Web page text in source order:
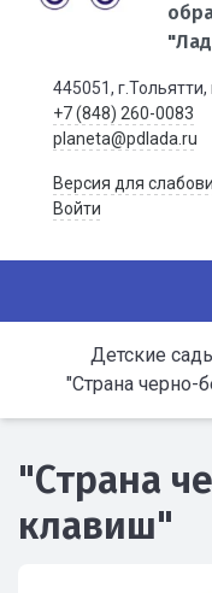
445051,
+7 (848) 260-0083
planeta@pdlada.ru
Версия для
Войти
Детские
"Страна
"Страна
клавиш"